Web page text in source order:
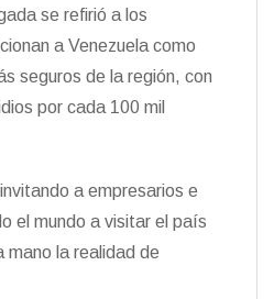
se refirió a los
a Venezuela como
seguros de la región, con
por cada 100 mil
a empresarios e
el mundo a visitar el país
mano la realidad de